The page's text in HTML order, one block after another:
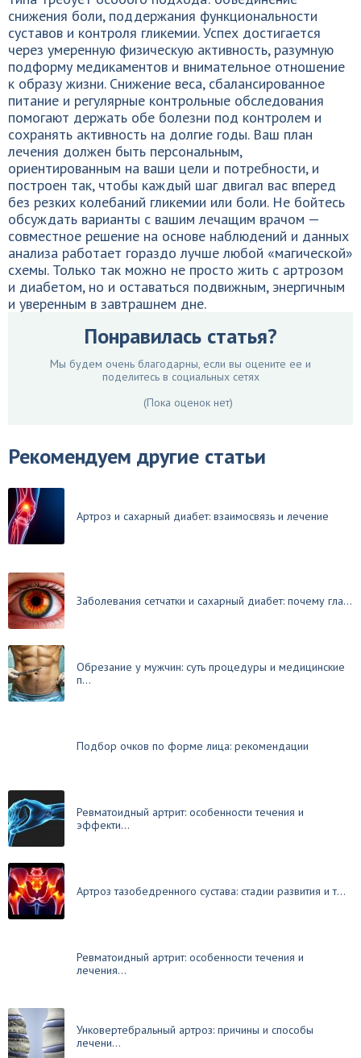
снижения боли, поддержания функциональности
суставов и контроля гликемии. Успех достигается
через умеренную физическую активность, разумную
подформу медикаментов и внимательное отношение
к образу жизни. Снижение веса, сбалансированное
питание и регулярные контрольные обследования
помогают держать обе болезни под контролем и
сохранять активность на долгие годы. Ваш план
лечения должен быть персональным,
ориентированным на ваши цели и потребности, и
построен так, чтобы каждый шаг двигал вас вперед
без резких колебаний гликемии или боли. Не бойтесь
обсуждать варианты с вашим лечащим врачом —
совместное решение на основе наблюдений и данных
анализа работает гораздо лучше любой «магической»
схемы. Только так можно не просто жить с артрозом
и диабетом, но и оставаться подвижным, энергичным
и уверенным в завтрашнем дне.
Понравилась статья?
Мы будем очень благодарны, если вы оцените ее и
поделитесь в социальных сетях
(Пока оценок нет)
Рекомендуем другие статьи
Артроз и сахарный диабет: взаимосвязь и лечение
Заболевания сетчатки и сахарный диабет: почему гла...
Обрезание у мужчин: суть процедуры и медицинские
п...
Подбор очков по форме лица: рекомендации
Ревматоидный артрит: особенности течения и
эффекти...
Артроз тазобедренного сустава: стадии развития и т...
Ревматоидный артрит: особенности течения и
лечения...
Унковертебральный артроз: причины и способы
лечени...